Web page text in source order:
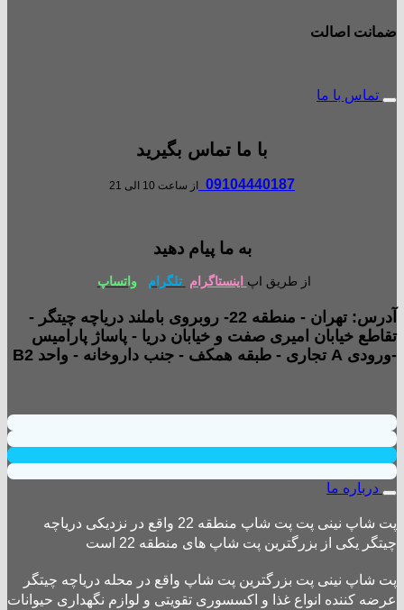
ضمانت اصالت
تماس با ما
با ما تماس بگیرید
09104440187 از ساعت 10 الی 21
به ما پیام دهید
از طریق اپ اینستاگرام تلگرام واتساپ
آدرس: تهران - منطقه 22- روبروی باملند دریاچه چیتگر -
تقاطع خیابان امیری صفت و خیابان دریا - پاساژ پارامیس
-ورودی A تجاری - طبقه همکف - جنب داروخانه - واحد B2
درباره ما
پت شاپ نینی پت پت شاپ منطقه 22 واقع در نزدیکی دریاچه
چیتگر یکی از بزرگترین پت شاپ های منطقه 22 است
پت شاپ نینی پت بزرگترین پت شاپ واقع در محله دریاچه چیتگر
عرضه کننده انواع غذا و اکسسوری تقویتی و لوازم نگهداری حیوانات